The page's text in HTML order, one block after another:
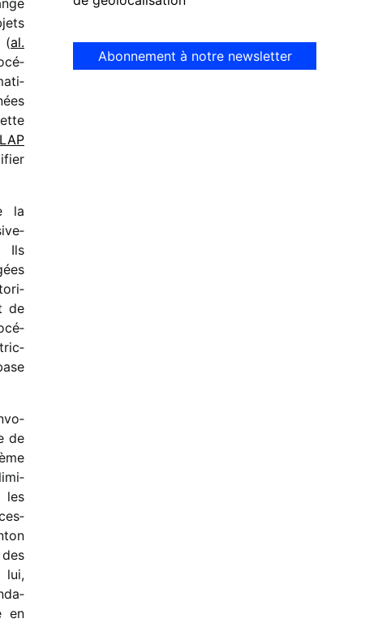
(al.
la
Ils
de
de
en
Abonnement à notre newsletter